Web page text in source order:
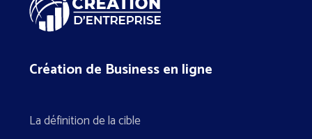
Création de Business en ligne
La définition de la cible